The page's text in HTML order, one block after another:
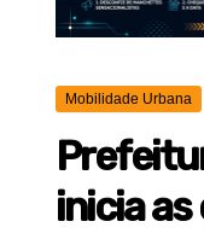
Mobilidade Urbana
inicia as